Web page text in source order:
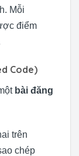
Mỗi
điểm
Code)
bài đăng
trên
chép